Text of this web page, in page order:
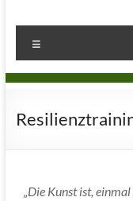
„Die Kunst ist,